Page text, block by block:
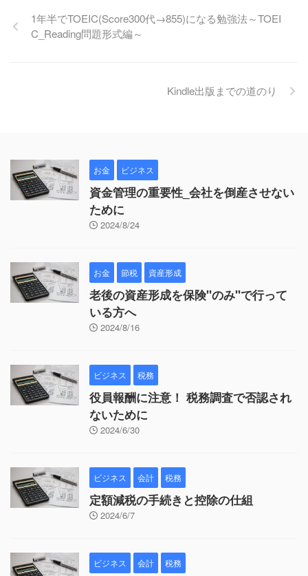
1年半でTOEIC(Score300代→855)になる勉強法～TOEI
C_Reading問題形式編～
Kindle出版までの道のり
お金 ビジネス
資金管理の重要性_会社を倒産させない
ために
2024/8/24
お金 節税 資産形成
老後の資産形成を保険"のみ"で行って
いる方へ
2024/8/16
ビジネス 税務
役員報酬に注意！ 税務調査で否認され
ないために
2024/6/30
ビジネス 会計 税務
定額減税の手続きと控除の仕組
2024/6/7
ビジネス 会計 税務